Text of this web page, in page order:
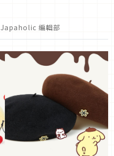
Japaholic 編輯部